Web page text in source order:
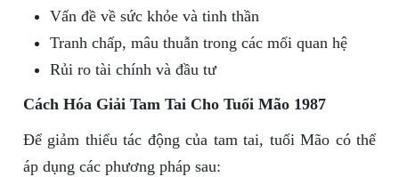
Vấn đề về sức khỏe và tinh thần
Tranh chấp, mâu thuẫn trong các mối quan hệ
Rủi ro tài chính và đầu tư
Cách Hóa Giải Tam Tai Cho Tuổi Mão 1987
Để giảm thiểu tác động của tam tai, tuổi Mão có thể
áp dụng các phương pháp sau: